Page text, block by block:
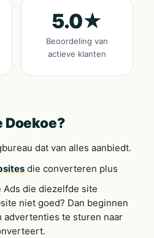
5.0★
Beoordeling van
actieve klanten
Doekoe?
dat van alles aanbiedt.
die converteren plus
Ads die diezelfde site
niet goed? Dan beginnen
te sturen naar